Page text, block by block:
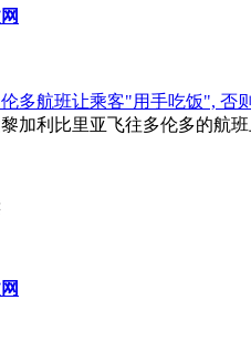
多航班让乘客"用手吃饭", 否
加利比里亚飞往多伦多的航